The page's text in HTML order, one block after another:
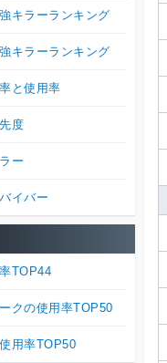
キラーランキング
キラーランキング
と使用率
度
ー
イバー
TOP44
クの使用率TOP50
用率TOP50